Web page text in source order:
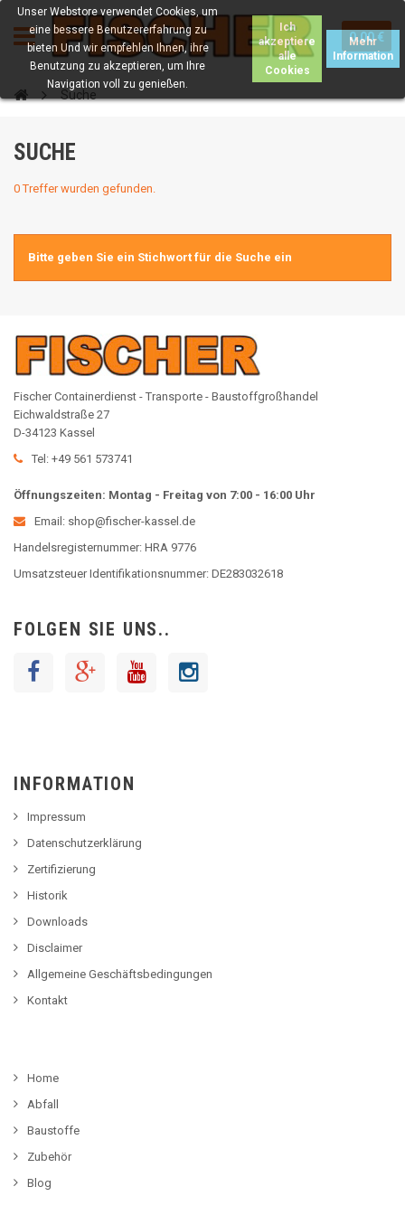
0.00 €
Unser Webstore verwendet Cookies, um
eine bessere Benutzererfahrung zu
bieten Und wir empfehlen Ihnen, ihre
Benutzung zu akzeptieren, um Ihre
Navigation voll zu genießen.
Ich
akzeptiere
alle
Cookies
Mehr
Information
Suche
SUCHE
0 Treffer wurden gefunden.
Bitte geben Sie ein Stichwort für die Suche ein
Fischer Containerdienst - Transporte - Baustoffgroßhandel
Eichwaldstraße 27
D-34123 Kassel
Tel: +49 561 573741
Öffnungszeiten: Montag - Freitag von 7:00 - 16:00 Uhr
Email: shop@fischer-kassel.de
Handelsregisternummer: HRA 9776
Umsatzsteuer Identifikationsnummer: DE283032618
FOLGEN SIE UNS..
INFORMATION
Impressum
Datenschutzerklärung
Zertifizierung
Historik
Downloads
Disclaimer
Allgemeine Geschäftsbedingungen
Kontakt
Home
Abfall
Baustoffe
Zubehör
Blog